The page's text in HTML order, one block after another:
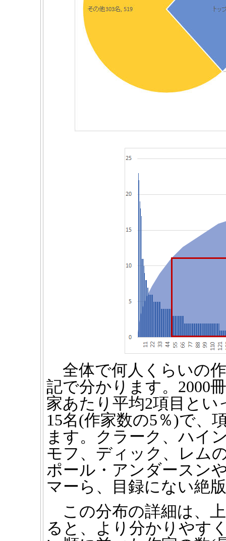
全体で何人くらいの
記で分かります。2000
家あたり平均2項目と
15名(作家数の5％)で、
ます。クラーク、ハイ
モフ、ディック、レム
ポール・アンダースン
マーら、目録にない絶
この分布の詳細は、
ると、より分かりやす